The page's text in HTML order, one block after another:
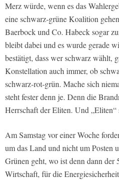
Merz würde, wenn es das
eine schwarz-grüne Koalition
Baerbock und Co. Habeck sogar
bleibt dabei und es wurde gerade
bestätigt, dass wer schwarz wählt,
Konstellation auch immer, ob
schwarz-rot-grün. Mache sich
steht fester denn je. Denn die
Herrschaft der Eliten. Und „Eliten“
Am Samstag vor einer Woche
um das Land und nicht um Posten
Grünen geht, wo ist denn dann der
Wirtschaft, für die